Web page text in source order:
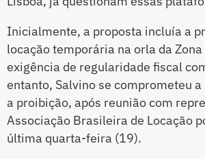
Inicialmente, a proposta incluía a
locação temporária na orla da Zona
exigência de regularidade fiscal
entanto, Salvino se comprometeu
a proibição, após reunião com
Associação Brasileira de Locação
última quarta-feira (19).